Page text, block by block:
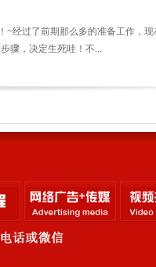
~经过了前期那么多的准备工作，
骤，决定生死哇！不...